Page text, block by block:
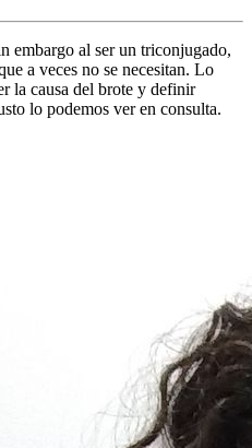
embargo al ser un triconjugado,
a veces no se necesitan. Lo
la causa del brote y definir
lo podemos ver en consulta.